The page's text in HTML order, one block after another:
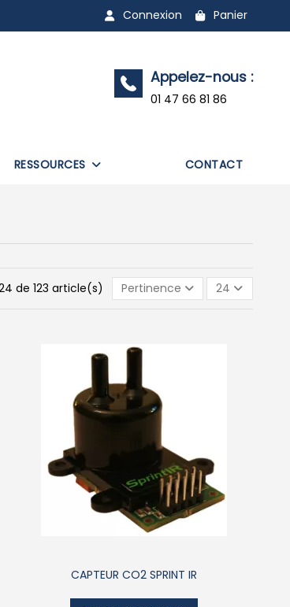
Connexion Panier
Appelez-nous :
01 47 66 81 86
RESSOURCES CONTACT
de 123 article(s) Pertinence 24
CAPTEUR CO2 SPRINT IR